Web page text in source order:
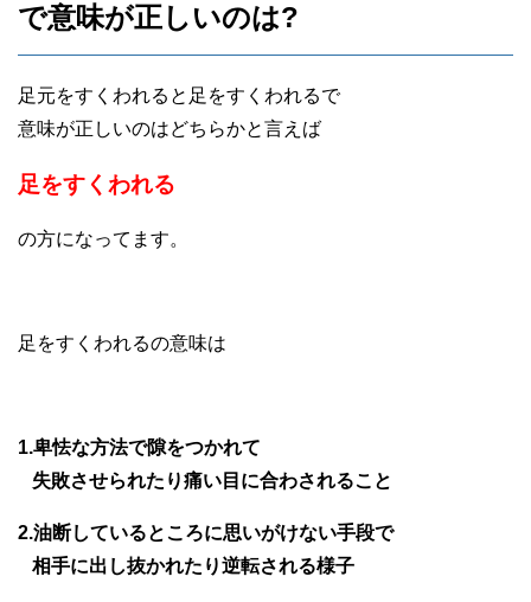
で意味が正しいのは?
足元をすくわれると足をすくわれるで
意味が正しいのはどちらかと言えば
足をすくわれる
の方になってます。
足をすくわれるの意味は
1.卑怯な方法で隙をつかれて
失敗させられたり痛い目に合わされること
2.油断しているところに思いがけない手段で
相手に出し抜かれたり逆転される様子